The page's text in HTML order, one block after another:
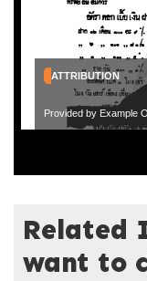
ATTRIBUTION
Provided by Example
Related
want to